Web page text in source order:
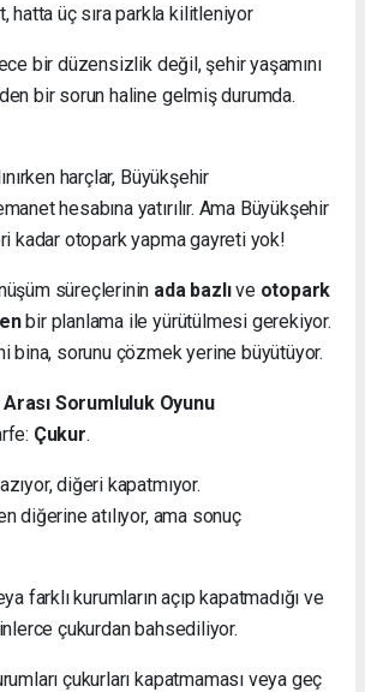
hatta üç sıra parkla kilitleniyor
bir düzensizlik değil, şehir yaşamını
bir sorun haline gelmiş durumda.
harçlar, Büyükşehir
hesabına yatırılır. Ama Büyükşehir
kadar otopark yapma gayreti yok!
süreçlerinin ada bazlıve otopark
bir planlama ile yürütülmesi gerekiyor.
bina, sorunu çözmek yerine büyütüyor.
Sorumluluk Oyunu
Çukur.
diğeri kapatmıyor.
diğerine atılıyor, ama sonuç
farklı kurumların açıp kapatmadığı ve
çukurdan bahsediliyor.
çukurları kapatmaması veya geç